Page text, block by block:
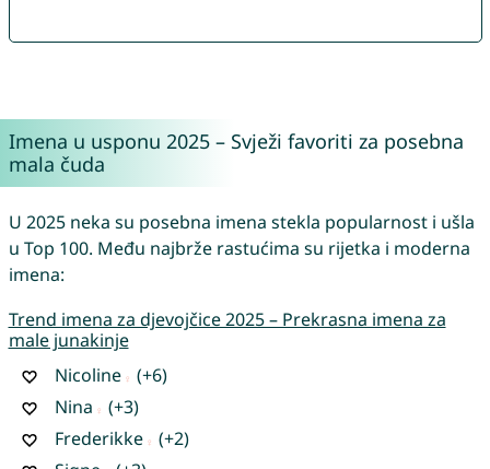
Imena u usponu 2025 – Svježi favoriti za posebna
mala čuda
U 2025 neka su posebna imena stekla popularnost i ušla
u Top 100. Među najbrže rastućima su rijetka i moderna
imena:
Trend imena za djevojčice 2025 – Prekrasna imena za
male junakinje
Nicoline
(+6)
Nina
(+3)
Frederikke
(+2)